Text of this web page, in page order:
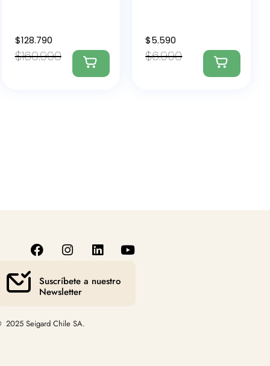
$160.990
$128.790
$6.990
$5.590
Suscríbete a nuestro
Newsletter
Seigard Chile SA.